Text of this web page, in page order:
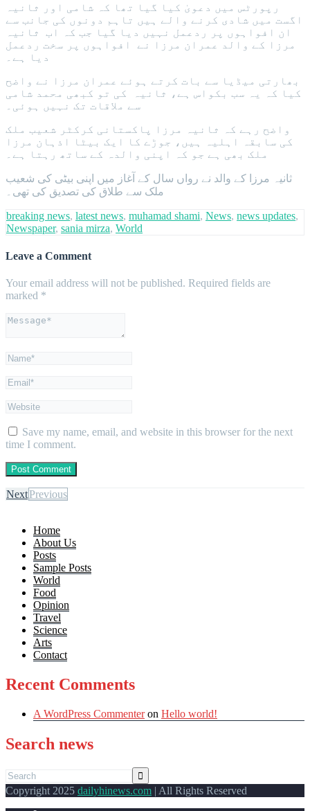
رپورٹس میں دعویٰ کیا گیا تھا کہ شامی اور ثانیہ
اگست میں شادی کرنے والے ہیں تاہم دونوں کی جانب سے
ان افواہوں پر ردعمل نہیں دیا گیا جب کہ اب ثانیہ
مرزا کے والد عمران مرزا نے افواہوں پر سخت ردعمل
دیا ہے۔
بھارتی میڈیا سے بات کرتے ہوئے عمران مرزا نے واضح
کیا کہ یہ سب بکواس ہے، ثانیہ کی تو کبھی محمد شامی
سے ملاقات تک نہیں ہوئی۔
واضح رہے کہ ثانیہ مرزا پاکستانی کرکٹر شعیب ملک
کی سابقہ اہلیہ ہیں، جوڑے کا ایک بیٹا اذہان مرزا
ملک بھی ہے جو کہ اپنی والدہ کے ساتھ رہتا ہے۔
ثانیہ مرزا کے والد نے رواں سال کے آغاز میں اپنی بیٹی کی شعیب
ملک سے طلاق کی تصدیق کی تھی۔
breaking news, latest news, muhamad shami, News, news updates,
Newspaper, sania mirza, World
Leave a Comment
Your email address will not be published. Required fields are
marked *
Save my name, email, and website in this browser for the next
time I comment.
NextPrevious
Home
About Us
Posts
Sample Posts
World
Food
Opinion
Travel
Science
Arts
Contact
Recent Comments
A WordPress Commenteron Hello world!
Search news
Copyright 2025 dailyhinews.com | All Rights Reserved